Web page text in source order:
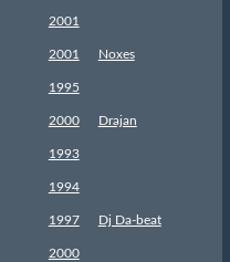
2001
2001 Noxes
1995
2000 Drajan
1993
1994
1997 Dj Da-beat
2000